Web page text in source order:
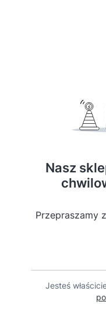
Nasz
Przepraszamy
Jesteś